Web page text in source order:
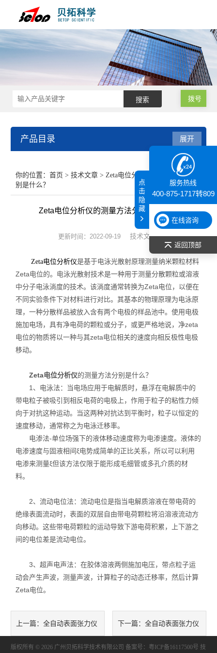
拨号
产品目录
纳米粒度仪
膜厚仪
表面张力仪
光谱部件及外设
差示/热重/差热/热分析
红外光谱（IR、傅立叶）
扫描探针显微镜/原子力
激光粒度仪、纳米粒度仪
低温恒温器
荧光分光光度计（分子荧光
X射线衍射仪（XRD）
激光光散射仪
电化学工作站
X荧光光谱XRF能量色散型
透反射率测量仪
代理产品
光学显微镜
展开
你的位置：首页 >技术文章 > Zeta电位分析仪的测量方法分
别是什么？
Zeta电位分析仪的测量方法分别是什么？
更新时间：2022-09-19 技术文章
Zeta电位分析仪是基于电泳光散射原理测量纳米颗粒材料
Zeta电位的。电泳光散射技术是一种用于测量分散颗粒或溶液
中分子电泳淌度的技术。该淌度通常转换为Zeta电位，以便在
不同实验条件下对材料进行对比。其基本的物理原理为电泳原
理，一种分散样品被放入含有两个电极的样品池中。使用电极
施加电场，具有净电荷的颗粒或分子，或更严格地说，净zeta
电位的物质将以一种与其zeta电位相关的速度向相反极性电极
移动。
Zeta电位分析仪的测量方法分别是什么？
1、电泳法：当电场应用于电解质时，悬浮在电解质中的
带电粒子被吸引到相反电荷的电极上，作用于粒子的粘性力倾
向于对抗这种运动。当这两种对抗达到平衡时，粒子以恒定的
速度移动，通常称之为电泳迁移率。
电渗法-单位场强下的液体移动速度称为电渗速度。液体的
电渗速度与固液相间ξ电势成简单的正比关系，所以可以利用
电渗来测量ξ但该方法仅限于能形成毛细管或多孔介质的材
料。
2、流动电位法：流动电位是指当电解质溶液在带电荷的
绝缘表面流动时，表面的双层自由带电荷颗粒将沿溶液流动方
向移动。这些带电荷颗粒的运动导致下游电荷积累，上下游之
间的电位差是流动电位。
3、超声电声法：在胶体溶液两侧施加电压，带点粒子运
动会产生声波，测量声波，计算粒子的动态迁移率，然后计算
Zeta电位。
上一篇：全自动表面张力仪
校准频率多久合适
下一篇： 全自动表面张力仪
相关知识分享
版权所有 © 2026 广州贝拓科学技术有限公司 备案号：粤ICP备16117500号 技
服务热线
400-875-1717转809
在线咨询
返回顶部
点
击
隐
藏